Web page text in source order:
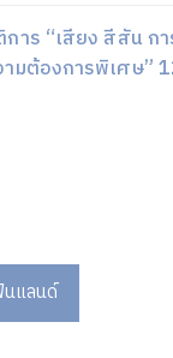
าร “เสียง สีสัน ก
มต้องการพิเศษ”
แลนด์